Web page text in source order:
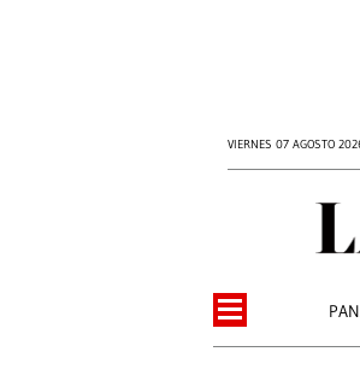
VIERNES 07 AGOSTO